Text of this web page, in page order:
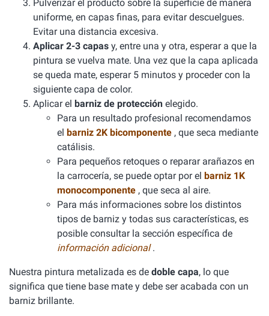
Pulverizar el producto sobre la superficie de manera
uniforme, en capas finas, para evitar descuelgues.
Evitar una distancia excesiva.
Aplicar 2-3 capas y, entre una y otra, esperar a que la
pintura se vuelva mate. Una vez que la capa aplicada
se queda mate, esperar 5 minutos y proceder con la
siguiente capa de color.
Aplicar el barniz de protección elegido.
Para un resultado profesional recomendamos
el barniz 2K bicomponente , que seca mediante
catálisis.
Para pequeños retoques o reparar arañazos en
la carrocería, se puede optar por el barniz 1K
monocomponente , que seca al aire.
Para más informaciones sobre los distintos
tipos de barniz y todas sus características, es
posible consultar la sección específica de
información adicional.
Nuestra pintura metalizada es de doble capa, lo que
significa que tiene base mate y debe ser acabada con un
barniz brillante.